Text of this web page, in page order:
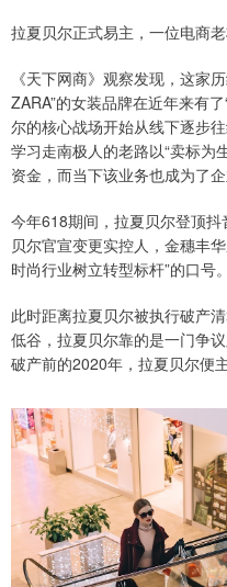
拉夏贝尔正式易主，一位电商
《天下网商》观察发现，这家
ZARA”的女装品牌在近年来有
尔的核心战场开始从线下逐步
学习走南极人的老路以“卖标为
资金，而当下该业务也成为了
今年618期间，拉夏贝尔登顶
贝尔官宣变更实控人，金穗丰
时尚行业树立转型标杆”的口号。
此时距离拉夏贝尔被执行破产
低谷，拉夏贝尔靠的是一门争
破产前的2020年，拉夏贝尔便